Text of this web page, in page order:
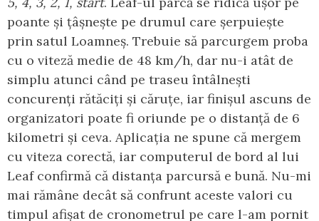
poante și țâșnește pe drumul care șerpuiește
prin satul Loamneș. Trebuie să parcurgem proba
cu o viteză medie de 48 km/h, dar nu-i atât de
simplu atunci când pe traseu întâlnești
concurenți rătăciți și căruțe, iar finișul ascuns de
organizatori poate fi oriunde pe o distanță de 6
kilometri și ceva. Aplicația ne spune că mergem
cu viteza corectă, iar computerul de bord al lui
Leaf confirmă că distanța parcursă e bună. Nu-mi
mai rămâne decât să confrunt aceste valori cu
timpul afișat de cronometrul pe care l-am pornit